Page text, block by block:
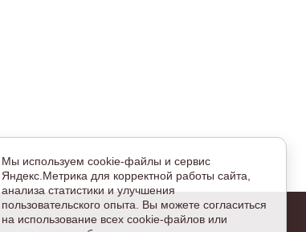
Мы используем cookie-файлы и сервис
Яндекс.Метрика для корректной работы сайта,
анализа статистики и улучшения
пользовательского опыта. Вы можете согласиться
на использование всех cookie-файлов или
для работы сайта и не могут быть